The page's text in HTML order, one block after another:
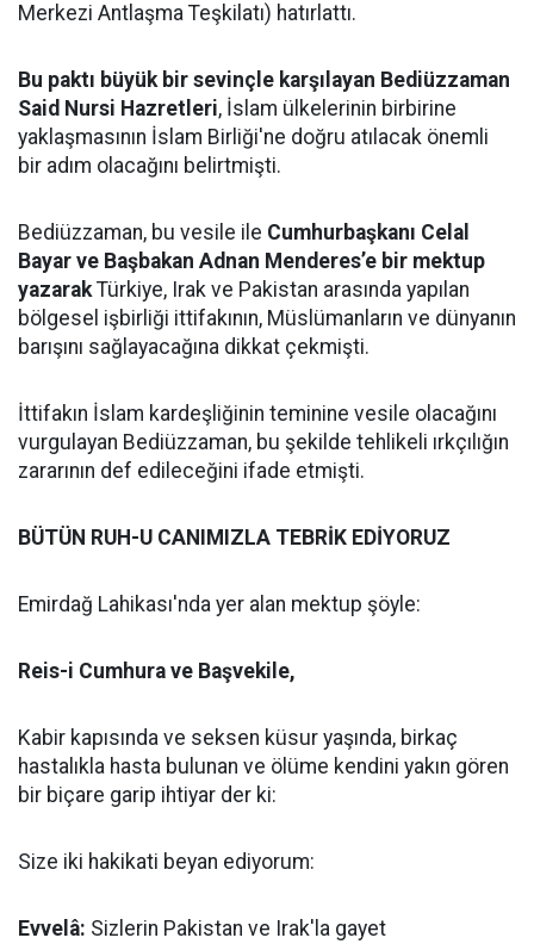
Merkezi Antlaşma Teşkilatı) hatırlattı.
Bu paktı büyük bir sevinçle karşılayan Bediüzzaman
Said Nursi Hazretleri, İslam ülkelerinin birbirine
yaklaşmasının İslam Birliği'ne doğru atılacak önemli
bir adım olacağını belirtmişti.
Bediüzzaman, bu vesile ile Cumhurbaşkanı Celal
Bayar ve Başbakan Adnan Menderes’e bir mektup
yazarakTürkiye, Irak ve Pakistan arasında yapılan
bölgesel işbirliği ittifakının, Müslümanların ve dünyanın
barışını sağlayacağına dikkat çekmişti.
İttifakın İslam kardeşliğinin teminine vesile olacağını
vurgulayan Bediüzzaman, bu şekilde tehlikeli ırkçılığın
zararının def edileceğini ifade etmişti.
BÜTÜN RUH-U CANIMIZLA TEBRİK EDİYORUZ
Emirdağ Lahikası'nda yer alan mektup şöyle:
Reis-i Cumhura ve Başvekile,
Kabir kapısında ve seksen küsur yaşında, birkaç
hastalıkla hasta bulunan ve ölüme kendini yakın gören
bir biçare garip ihtiyar der ki:
Size iki hakikati beyan ediyorum:
Evvelâ: Sizlerin Pakistan ve Irak'la gayet